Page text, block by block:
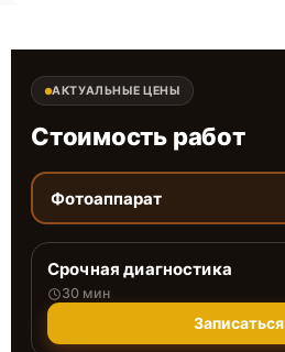
АКТУАЛЬНЫЕ ЦЕНЫ
Стоимость работ
Фотоаппарат
Срочная диагностика
30 мин
Записаться